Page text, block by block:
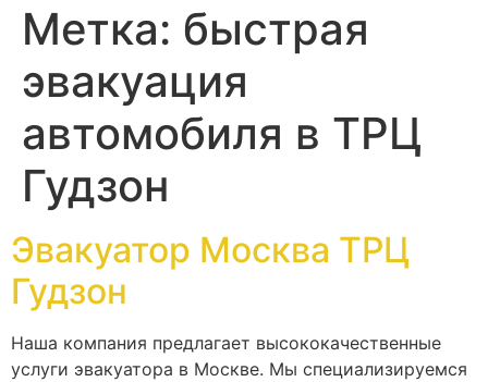
Метка: быстрая
эвакуация
автомобиля в ТРЦ
Гудзон
Эвакуатор Москва ТРЦ
Гудзон
Наша компания предлагает высококачественные
услуги эвакуатора в Москве. Мы специализируемся